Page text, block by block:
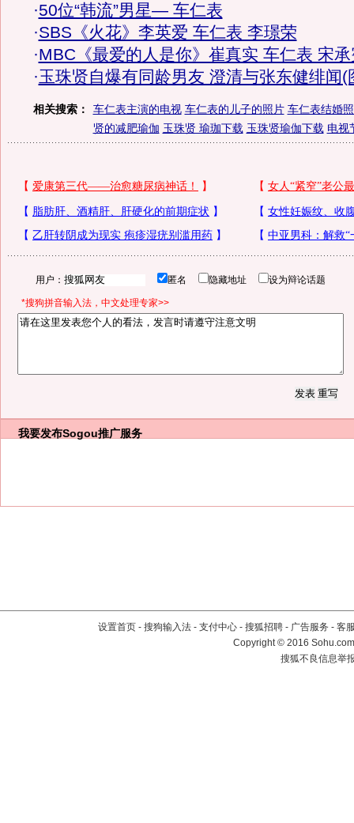
·50位“韩流”男星— 车仁表
·SBS《火花》李英爱 车仁表 李璟荣
·MBC《最爱的人是你》崔真实 车仁表 宋承
·玉珠贤自爆有同龄男友 澄清与张东健绯闻(
相关搜索： 车仁表主演的电视 车仁表的儿子的照片 车仁表结婚
贤的减肥瑜伽 玉珠贤 瑜珈下载 玉珠贤瑜伽下载 电视
用户： 匿名 隐藏地址 设为辩论话题
*搜狗拼音输入法，中文处理专家>>
我要发布Sogou推广服务
设置首页 - 搜狗输入法 - 支付中心 - 搜狐招聘 - 广告服务 - 客
Copyright©2016
搜狐不良信息举